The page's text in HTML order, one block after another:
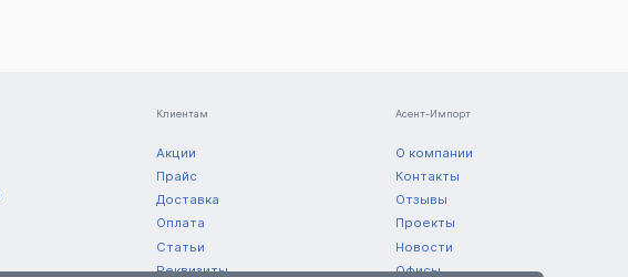
Клиентам
Акции
Прайс
Доставка
Оплата
Статьи
Реквизиты
Асент-Импорт
О компании
Контакты
Отзывы
Проекты
Новости
Офисы